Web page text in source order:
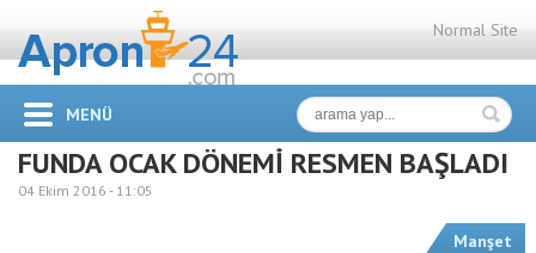
Normal Site
MENÜ
FUNDA OCAK DÖNEMİ RESMEN BAŞLADI
04 Ekim 2016 - 11:05
Manşet